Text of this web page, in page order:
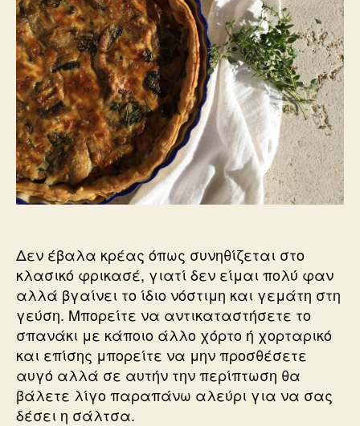
Δεν έβαλα κρέας όπως συνηθίζεται στο
κλασικό φρικασέ, γιατί δεν είμαι πολύ φαν
αλλά βγαίνει το ίδιο νόστιμη και γεμάτη στη
γεύση. Μπορείτε να αντικαταστήσετε το
σπανάκι με κάποιο άλλο χόρτο ή χορταρικό
και επίσης μπορείτε να μην προσθέσετε
αυγό αλλά σε αυτήν την περίπτωση θα
βάλετε λίγο παραπάνω αλεύρι για να σας
δέσει η σάλτσα.